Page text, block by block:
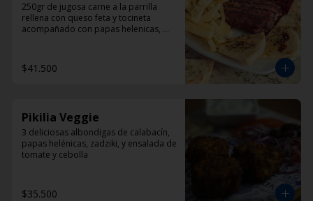
250gr de jugosa carne a la parrilla
rellena con queso feta y tocineta
acompañado con papas helenicas,
$41.500
Pikilia Veggie
3 deliciosas albondigas de calabacín,
papas helénicas, zadziki, y ensalada de
tomate y cebolla
$35.500